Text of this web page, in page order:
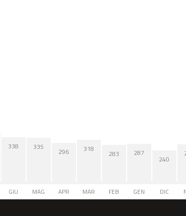
338
GIU
335
MAG
296
APR
318
MAR
283
FEB
287
GEN
240
DIC